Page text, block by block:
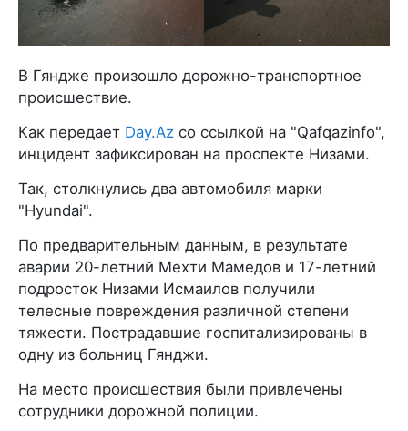
В Гяндже произошло дорожно-транспортное
происшествие.
Как передает Day.Az со ссылкой на "Qafqazinfo",
инцидент зафиксирован на проспекте Низами.
Так, столкнулись два автомобиля марки
"Hyundai".
По предварительным данным, в результате
аварии 20-летний Мехти Мамедов и 17-летний
подросток Низами Исмаилов получили
телесные повреждения различной степени
тяжести. Пострадавшие госпитализированы в
одну из больниц Гянджи.
На место происшествия были привлечены
сотрудники дорожной полиции.